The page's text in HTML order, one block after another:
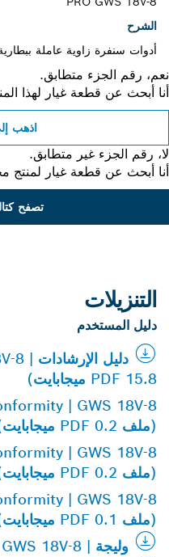
الشرح
أدوات سنفرة زاوية عاملة ببطارية
رقم الجزء متطابق.
أبحث عن قطعة غيار لهذا
اذهب
رقم الجزء غير متطابق.
أبحث عن قطعة غيار لمنتج
تصفح
التنزيلات
دليل المستخدم
PDF 15.8 ميجابايت)
| GWS 18V-8
(ملف PDF 0.2 ميجابايت)
| GWS 18V-8
(ملف PDF 0.2 ميجابايت)
| GWS 18V-8
(ملف PDF 0.1 ميجابايت)
وليجة | GWS 18V-8 (ملف PDF 0.2 ميجابايت)